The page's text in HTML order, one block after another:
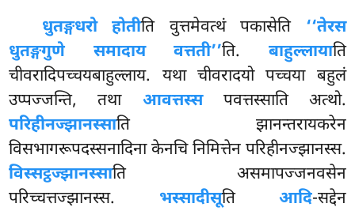
धुतङ्गधरो होतीति वुत्तमेवत्थं पकासेति ‘‘तेरस
धुतङ्गगुणे समादाय वत्तती’’ति. बाहुल्लायाति
चीवरादिपच्चयबाहुल्लाय. यथा चीवरादयो पच्चया बहुलं
उप्पज्जन्ति, तथा आवत्तस्सपवत्तस्साति अत्थो.
परिहीनज्झानस्साति झानन्तरायकरेन
विसभागरूपदस्सनादिना केनचि निमित्तेन परिहीनज्झानस्स.
विस्सट्ठज्झानस्साति असमापज्जनवसेन
परिच्चत्तज्झानस्स. भस्सादीसूति आदि-सद्देन